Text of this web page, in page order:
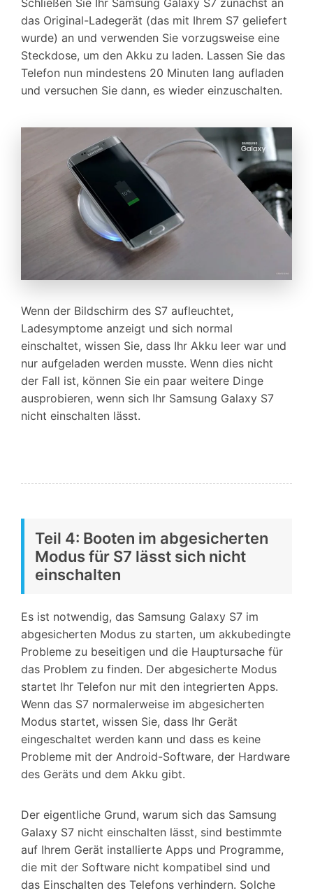
Schließen Sie Ihr Samsung Galaxy S7 zunächst an
das Original-Ladegerät (das mit Ihrem S7 geliefert
wurde) an und verwenden Sie vorzugsweise eine
Steckdose, um den Akku zu laden. Lassen Sie das
Telefon nun mindestens 20 Minuten lang aufladen
und versuchen Sie dann, es wieder einzuschalten.
Wenn der Bildschirm des S7 aufleuchtet,
Ladesymptome anzeigt und sich normal
einschaltet, wissen Sie, dass Ihr Akku leer war und
nur aufgeladen werden musste. Wenn dies nicht
der Fall ist, können Sie ein paar weitere Dinge
ausprobieren, wenn sich Ihr Samsung Galaxy S7
nicht einschalten lässt.
Teil 4: Booten im abgesicherten
Modus für S7 lässt sich nicht
einschalten
Es ist notwendig, das Samsung Galaxy S7 im
abgesicherten Modus zu starten, um akkubedingte
Probleme zu beseitigen und die Hauptursache für
das Problem zu finden. Der abgesicherte Modus
startet Ihr Telefon nur mit den integrierten Apps.
Wenn das S7 normalerweise im abgesicherten
Modus startet, wissen Sie, dass Ihr Gerät
eingeschaltet werden kann und dass es keine
Probleme mit der Android-Software, der Hardware
des Geräts und dem Akku gibt.
Der eigentliche Grund, warum sich das Samsung
Galaxy S7 nicht einschalten lässt, sind bestimmte
auf Ihrem Gerät installierte Apps und Programme,
die mit der Software nicht kompatibel sind und
das Einschalten des Telefons verhindern. Solche